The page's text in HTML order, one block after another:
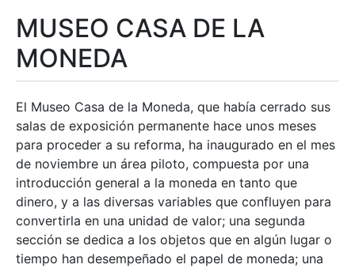
MUSEO CASA DE LA
MONEDA
El Museo Casa de la Moneda, que había cerrado sus
salas de exposición permanente hace unos meses
para proceder a su reforma, ha inaugurado en el mes
de noviembre un área piloto, compuesta por una
introducción general a la moneda en tanto que
dinero, y a las diversas variables que confluyen para
convertirla en una unidad de valor; una segunda
sección se dedica a los objetos que en algún lugar o
tiempo han desempeñado el papel de moneda; una